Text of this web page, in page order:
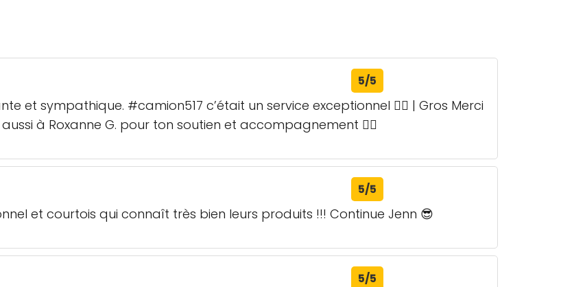
5/5
et sympathique. #camion517 c’était un service exceptionnel 👌🏻 | Gros Merci
à Roxanne G. pour ton soutien et accompagnement 👌🏻
5/5
et courtois qui connaît très bien leurs produits !!! Continue Jenn 😎
5/5